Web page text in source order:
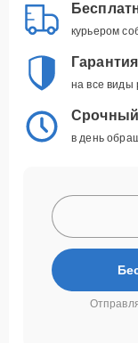
курьером
на все виды
в день